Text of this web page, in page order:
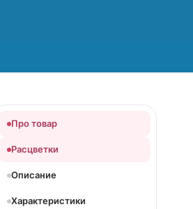
Про товар
Расцветки
Описание
Характеристики